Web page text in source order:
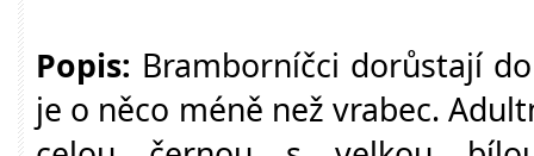
Popis: Bramborníčci dorůstají
je o něco méně než vrabec.